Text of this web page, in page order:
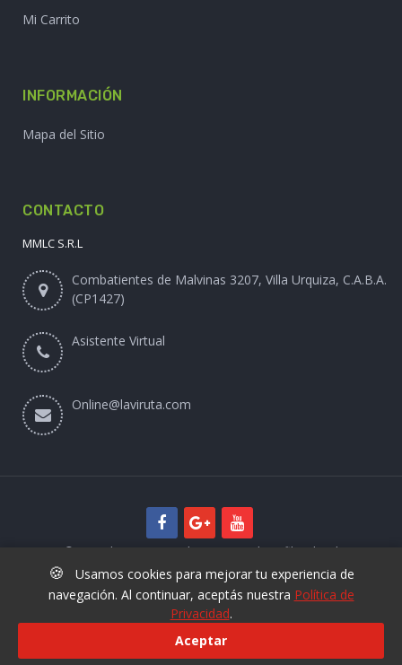
Mi Carrito
INFORMACIÓN
Mapa del Sitio
CONTACTO
MMLC S.R.L
Combatientes de Malvinas 3207, Villa Urquiza, C.A.B.A.
(CP1427)
Asistente Virtual
Online@laviruta.com
© 2025 laviruta.com | Diseño web SofihaCloud
🍪
Usamos cookies para mejorar tu experiencia de
navegación. Al continuar, aceptás nuestra Política de
Privacidad.
Aceptar